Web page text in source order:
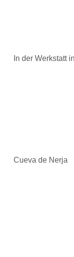
In der Werkstatt
Cueva de Nerja